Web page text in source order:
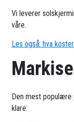
Vi leverer
våre.
Les også: hva
Den mest populære
klare: